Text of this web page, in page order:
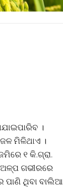
।
ମିଳିଥାଏ ।
୧ କି.ଗ୍ରା.
ଅଳ୍ପ ଗଭୀରରେ
ପାଣି ଥିବା ବାଲିଆ